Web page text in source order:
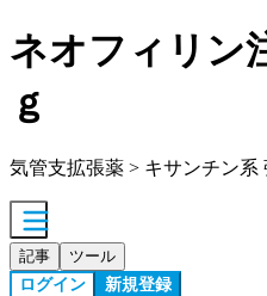
ネオフィリン
ｇ
気管支拡張薬 > キサンチン系
記事 ツール
ログイン 新規登録